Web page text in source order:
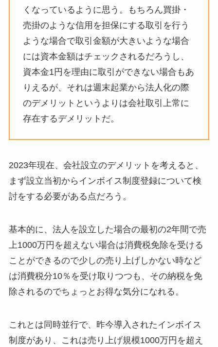
くなっているように思う。もちろん買掛・
売掛のような信用を担保にする取引を行う
ような場合で取引金額が大きいような場合
には資本金額はチェックされるだろうし、
資本金1円を理由に取引ができない場合もあ
りえるが、それは週末起業から法人化の際
のデメリットというよりは会社取引上常に
存在するデメリットだ。
2023年現在、会社設立のデメリットを考えると、
まず設立当初からインボイス制度登録について検
討をする必要がある点だろう。
基本的に、法人を設立した場合の最初の2年間で売
上1000万円を超えない場合は消費税免除を受ける
ことができるので少しの売り上げしかない時など
は消費税分10％を受け取りつつも、その納税を免
除されるのでちょっとお得な気分になれる。
これとは同時並行で、昨今導入されたインボイス
制度があり、これは売り上げ規模1000万円を超え